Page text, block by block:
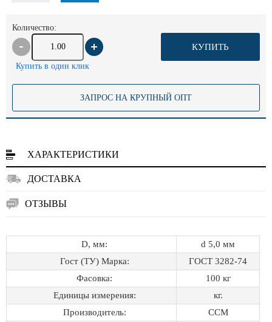
Количество:
КУПИТЬ
Купить в один клик
ЗАПРОС НА КРУПНЫЙ ОПТ
ХАРАКТЕРИСТИКИ
ДОСТАВКА
ОТЗЫВЫ
D, мм:
d 5,0 мм
Гост (ТУ) Марка:
ГОСТ 3282-74
Фасовка:
100 кг
Единицы измерения:
кг.
Производитель:
ССМ